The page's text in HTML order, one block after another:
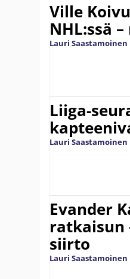
Ville
NHL:ssä
Lauri Saastamoinen
Liiga-
Lauri Saastamoinen
Evander
ratkaisun
siirto
Lauri Saastamoinen